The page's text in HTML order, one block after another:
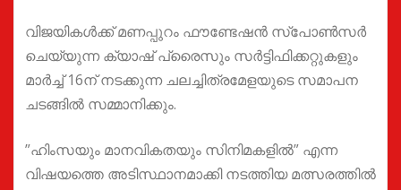
വിജയികൾക്ക് മണപ്പുറം ഫൗണ്ടേഷൻ സ്പോൺസർ
ചെയ്യുന്ന ക്യാഷ് പ്രൈസും സർട്ടിഫിക്കറ്റുകളും
മാർച്ച് 16ന് നടക്കുന്ന ചലച്ചിത്രമേളയുടെ സമാപന
ചടങ്ങിൽ സമ്മാനിക്കും.
”ഹിംസയും മാനവികതയും സിനിമകളിൽ” എന്ന
വിഷയത്തെ അടിസ്ഥാനമാക്കി നടത്തിയ മത്സരത്തിൽ